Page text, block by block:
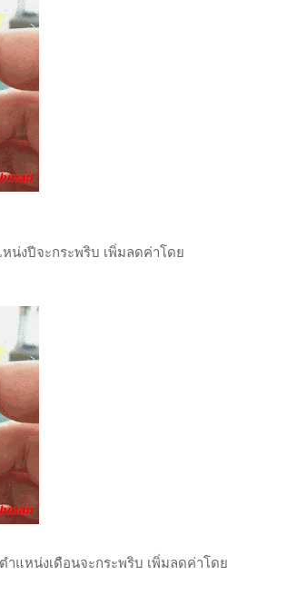
น่งปีจะกระพริบ เพิ่มลดค่าโดย
ำแหน่งเดือนจะกระพริบ เพิ่มลดค่าโดย